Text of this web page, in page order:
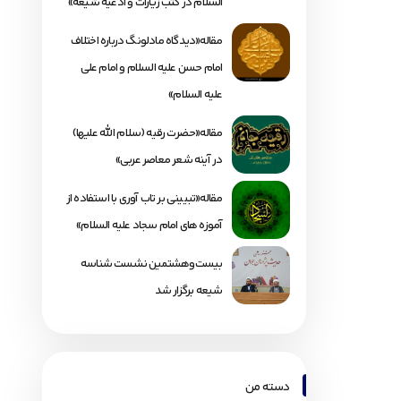
مقاله«دیدگاه مادلونگ درباره اختلاف
امام حسن علیه السلام و امام علی
علیه السلام»
مقاله«حضرت رقیه (سلام الله علیها)
در آینه شعر معاصر عربی»
مقاله«تبیینی بر تاب آوری با استفاده از
آموزه های امام سجاد علیه السلام»
بیست‌وهشتمین نشست شناسه
شیعه برگزار شد
دسته من